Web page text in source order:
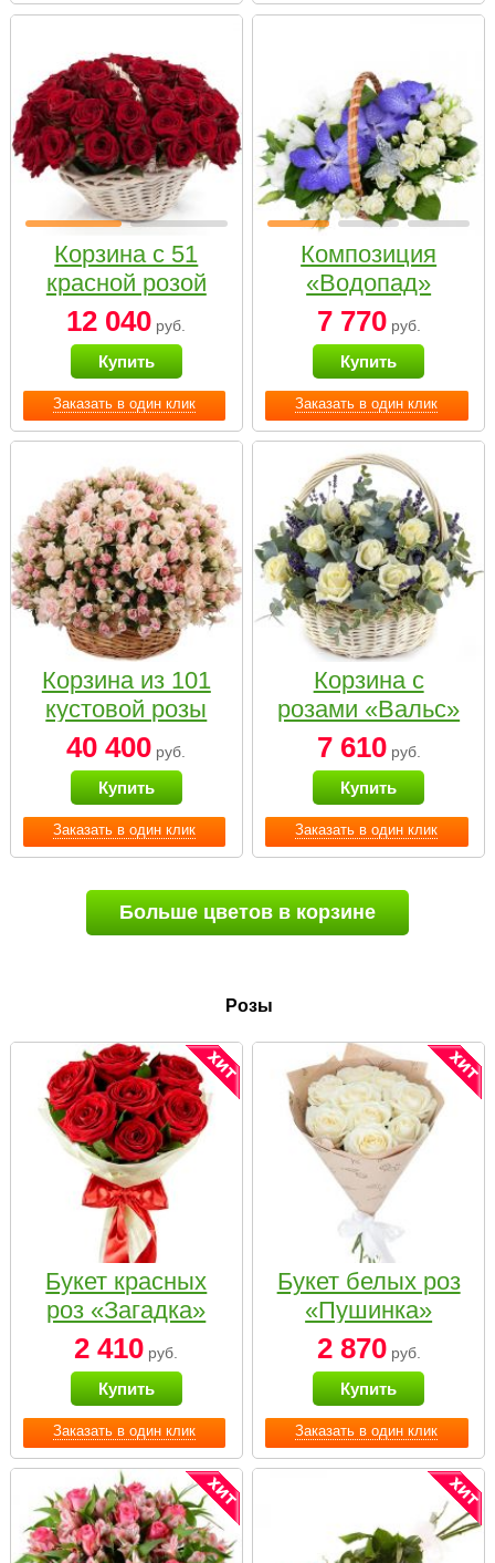
Заказать в один клик
Корзина с 51
красной розой
12 040 руб.
Купить
Заказать в один клик
Композиция
«Водопад»
7 770руб.
Купить
Заказать в один клик
Корзина из 101
кустовой розы
нежных тонов
40 400 руб.
Купить
Заказать в один клик
Корзина с
розами «Вальс»
7 610руб.
Купить
Больше цветов в корзине
Розы
Заказать в один клик
Букет красных
роз «Загадка»
2 410 руб.
Купить
Заказать в один клик
Букет белых роз
«Пушинка»
2 870руб.
Купить